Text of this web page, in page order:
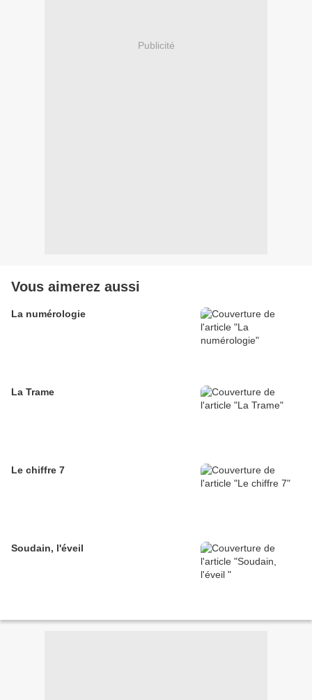
Publicité
Vous aimerez aussi
La numérologie
La Trame
Le chiffre 7
Soudain, l'éveil